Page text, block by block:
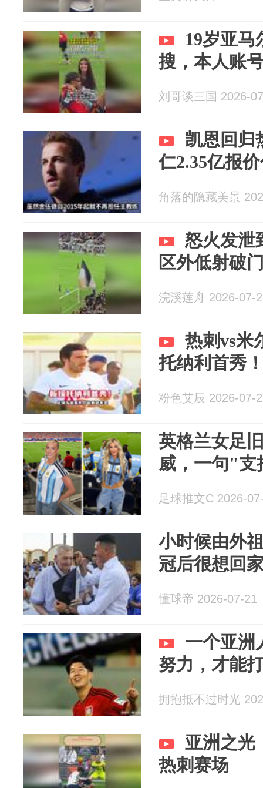
19岁亚马
搜，本人账
刘哥谈三国 2026-
凯恩回归
仁2.35亿报
角落的隐藏美景
怒火发泄
区外低射破
浣溪莲舟 2026-07-
热刺vs米
托纳利首秀
粉色艾辰 2026-07-
英格兰女足
威，一句"支
足球推文C 2026-
小时候由外
冠后很想回
懂球帝 2026-07-21
一个亚洲
努力，才能
拥抱抵不过时光
亚洲之光
热刺赛场